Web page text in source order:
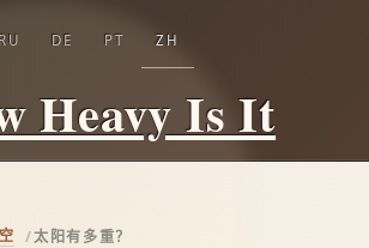
Heavy Is It
DE PT ZH
太阳有多重？